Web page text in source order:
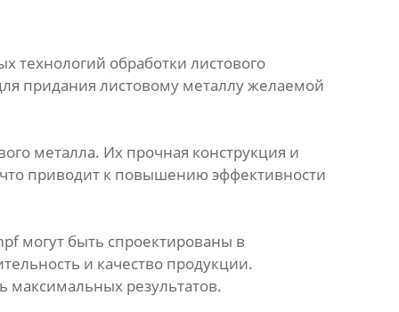
обработки листового
придания листовому металлу желаемой
металла. Их прочная конструкция и
приводит к повышению эффективности
могут быть спроектированы в
и качество продукции.
результатов.